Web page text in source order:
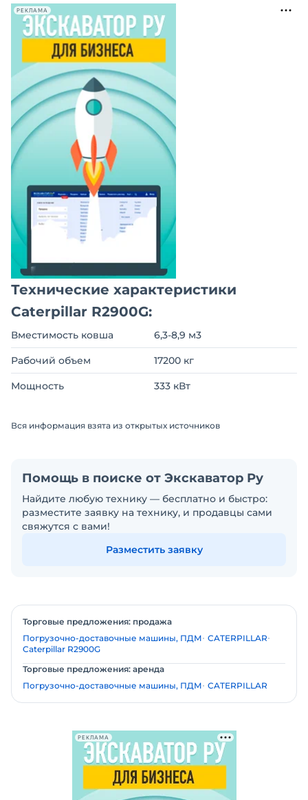
РЕКЛАМА
Технические характеристики
Caterpillar R2900G:
Вместимость ковша 6,3-8,9 м3
Рабочий объем 17200 кг
Мощность 333 кВт
Вся информация взята из открытых источников
Помощь в поиске от Экскаватор Ру
Найдите любую технику — бесплатно и быстро:
разместите заявку на технику, и продавцы сами
свяжутся с вами!
Разместить заявку
Торговые предложения: продажа
Погрузочно-доставочные машины, ПДМ CATERPILLAR
Caterpillar R2900G
Торговые предложения: аренда
Погрузочно-доставочные машины, ПДМ CATERPILLAR
РЕКЛАМА